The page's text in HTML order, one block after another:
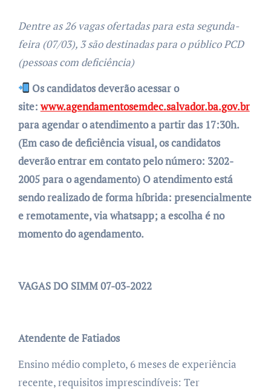
Dentre as 26 vagas ofertadas para esta segunda-
feira (07/03), 3 são destinadas para o público PCD
(pessoas com deficiência)
Os candidatos deverão acessar o
site:www.agendamentosemdec.salvador.ba.gov.br
para agendar o atendimento a partir das 17:30h.
(Em caso de deficiência visual, os candidatos
deverão entrar em contato pelo número: 3202-
2005 para o agendamento) O atendimento está
sendo realizado de forma híbrida: presencialmente
e remotamente, via whatsapp; a escolha é no
momento do agendamento.
VAGAS DO SIMM 07-03-2022
Atendente de Fatiados
Ensino médio completo, 6 meses de experiência
recente, requisitos imprescindíveis: Ter